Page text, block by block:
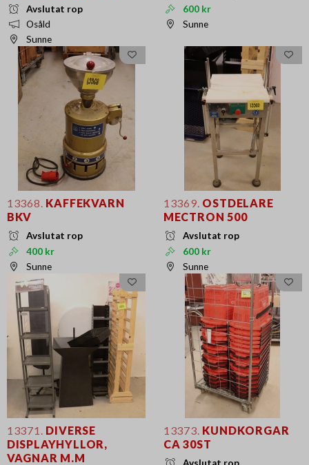
Avslutat rop
Osåld
Sunne
600 kr
Sunne
13368. KAFFEKVARN
BKV
Avslutat rop
400 kr
Sunne
13369. OSTDELARE
MECTRON 500
Avslutat rop
600 kr
Sunne
13371. DIVERSE
DISPLAYHYLLOR,
VAGNAR M.M
13373. KUNDKORGAR
CA 30ST